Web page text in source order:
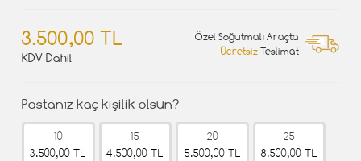
3.500,00 TL
KDV Dahil
Özel Soğutmalı Araçta
Ücretsiz Teslimat
Pastanız kaç kişilik olsun?
10
3.500,00 TL
15
4.500,00 TL
20
5.500,00 TL
25
8.500,00 TL